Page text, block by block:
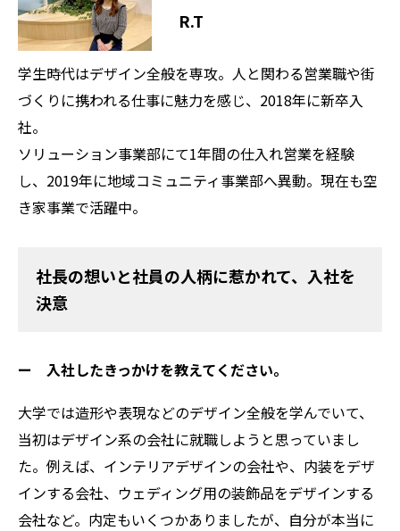
R.T
学生時代はデザイン全般を専攻。人と関わる営業職や街
づくりに携われる仕事に魅力を感じ、2018年に新卒入
社。
ソリューション事業部にて1年間の仕入れ営業を経験
し、2019年に地域コミュニティ事業部へ異動。現在も空
き家事業で活躍中。
社長の想いと社員の人柄に惹かれて、入社を
決意
ー 入社したきっかけを教えてください。
大学では造形や表現などのデザイン全般を学んでいて、
当初はデザイン系の会社に就職しようと思っていまし
た。例えば、インテリアデザインの会社や、内装をデザ
インする会社、ウェディング用の装飾品をデザインする
会社など。内定もいくつかありましたが、自分が本当に